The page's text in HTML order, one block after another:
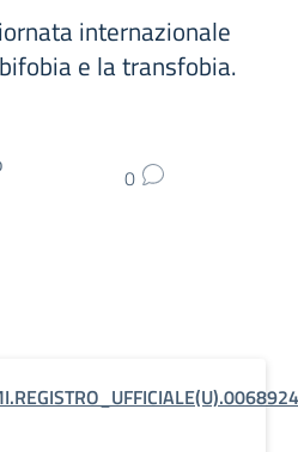
internazionale
e la transfobia.
0